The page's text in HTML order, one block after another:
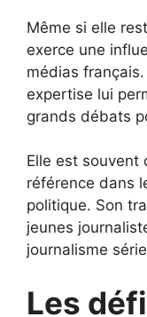
Même si elle
exerce une
médias
expertise lui
grands débats
Elle est souvent
référence dans
politique. Son
jeunes
journalisme
Les